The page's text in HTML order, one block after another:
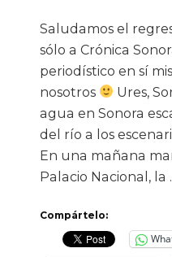
Saludamos el
sólo a Crónica
periodístico en sí
nosotros
Ures,
agua en Sonora
del río a los
En una mañana
Palacio Nacional, la
Compártelo: